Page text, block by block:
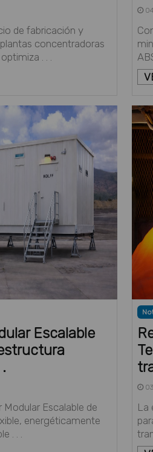
de fabricación y
concentradoras
. . .
Escalable
Escalable de
energéticamente
. . .
La